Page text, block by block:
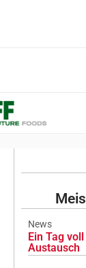
News
Ein Tag
Austausch